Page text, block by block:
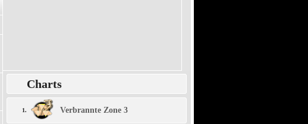
Charts
1. Verbrannte Zone 3